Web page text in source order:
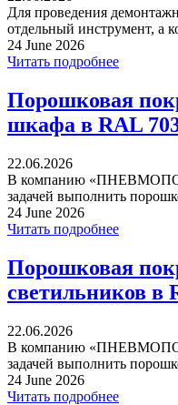
Для проведения
отдельный инструмент, а
24 June 2026
Читать подробнее
Порошковая
шкафа в RAL
22.06.2026
В компанию
задачей выполнить
24 June 2026
Читать подробнее
Порошковая
светильников в
22.06.2026
В компанию
задачей выполнить
24 June 2026
Читать подробнее